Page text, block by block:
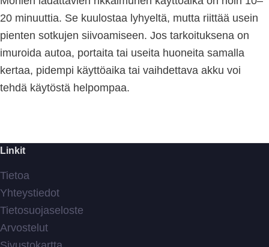
20 minuuttia. Se kuulostaa lyhyeltä, mutta riittää usein
pienten sotkujen siivoamiseen. Jos tarkoituksena on
imuroida autoa, portaita tai useita huoneita samalla
kertaa, pidempi käyttöaika tai vaihdettava akku voi
tehdä käytöstä helpompaa.
Linkit
Tietoa
Yhteystiedot
Tietosuojaseloste
Arvostelut